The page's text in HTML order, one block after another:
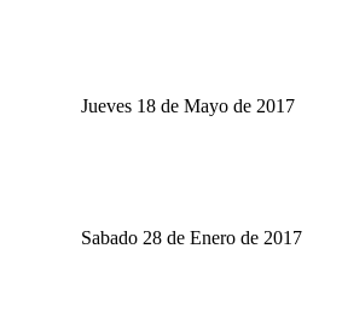
Jueves 18 de Mayo de 2017
Sabado 28 de Enero de 2017